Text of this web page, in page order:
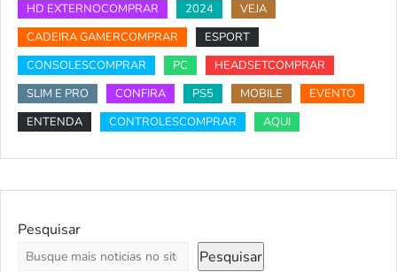
HD EXTERNOCOMPRAR
2024
VEJA
CADEIRA GAMERCOMPRAR
ESPORT
CONSOLESCOMPRAR
PC
HEADSETCOMPRAR
SLIM E PRO
CONFIRA PS5 MOBILE
EVENTO
ENTENDA
CONTROLESCOMPRAR AQUI
Pesquisar
Pesquisar